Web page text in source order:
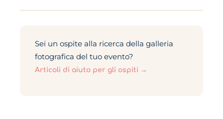
Sei un ospite alla ricerca della galleria
fotografica del tuo evento?
Articoli di aiuto per gli ospiti →